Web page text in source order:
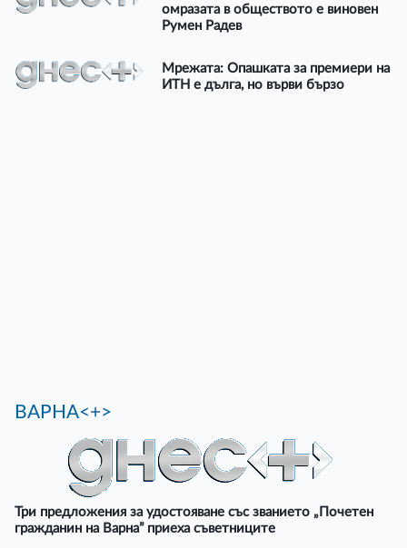
омразата в обществото е виновен
Румен Радев
Мрежата: Опашката за премиери на
ИТН е дълга, но върви бързо
ВАРНА<+>
Три предложения за удостояване със званието „Почетен
гражданин на Варна” приеха съветниците